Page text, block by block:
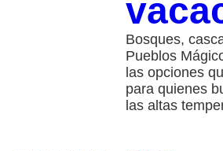
Bosques,
Pueblos
las opciones
para quienes
las altas